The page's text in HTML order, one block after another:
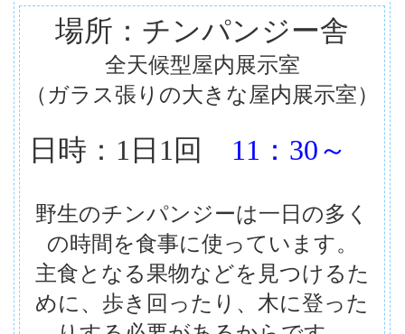
場所：チンパンジー舎
全天候型屋内展示室
（ガラス張りの大きな屋内展示室）
日時：1日1回 11：30～
野生のチンパンジーは一日の多く
の時間を食事に使っています。
主食となる果物などを見つけるた
めに、歩き回ったり、木に登った